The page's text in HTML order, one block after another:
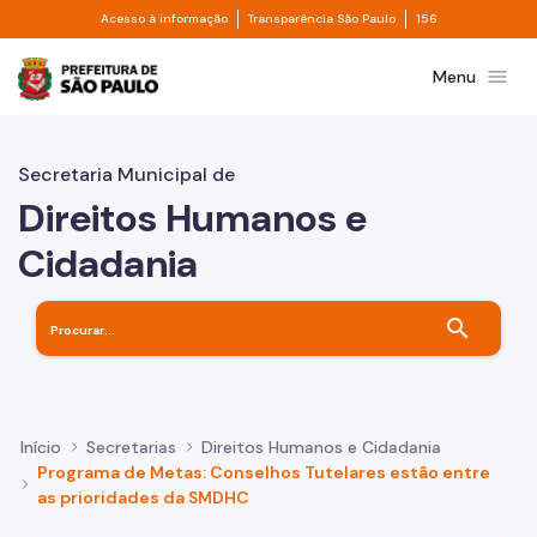
Pular para o Conteúdo principal
Acesso à informação Divisor de acesso à informação
Transparência São Paulo Divisor de
156
Prefeitura de São PauloMenu menu
Secretaria Municipal de
Direitos Humanos e
Cidadania
search
Início Secretarias
Direitos Humanos e Cidadania
Programa de Metas: Conselhos Tutelares estão entre
as prioridades da SMDHC